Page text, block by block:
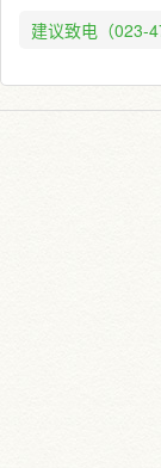
建议致电（023-